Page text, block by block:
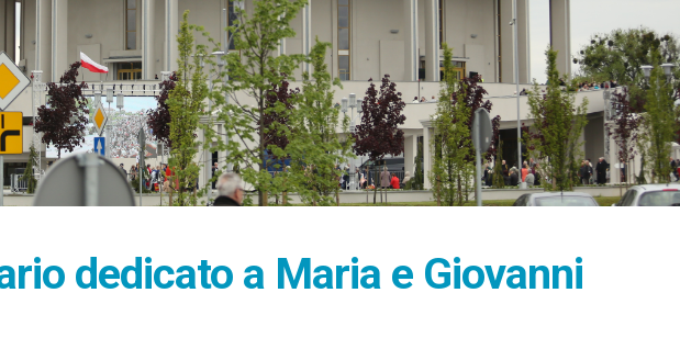
dedicato a Maria e Giovanni